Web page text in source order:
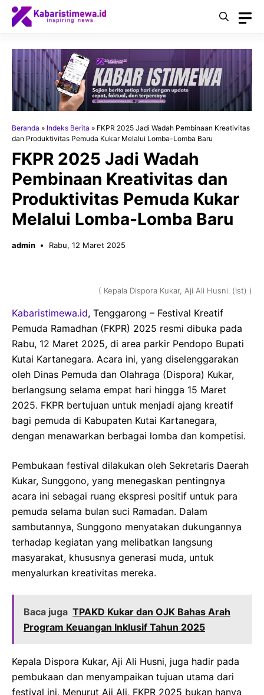
Langsung
Beranda » Indeks Berita » FKPR 2025 Jadi Wadah Pembinaan Kreativitas
dan Produktivitas Pemuda Kukar Melalui Lomba-Lomba Baru
FKPR 2025 Jadi Wadah
Pembinaan Kreativitas dan
Produktivitas Pemuda Kukar
Melalui Lomba-Lomba Baru
admin Rabu, 12 Maret 2025
( Kepala Dispora Kukar, Aji Ali Husni. (Ist) )
Kabaristimewa.id, Tenggarong – Festival Kreatif
Pemuda Ramadhan (FKPR) 2025 resmi dibuka pada
Rabu, 12 Maret 2025, di area parkir Pendopo Bupati
Kutai Kartanegara. Acara ini, yang diselenggarakan
oleh Dinas Pemuda dan Olahraga (Dispora) Kukar,
berlangsung selama empat hari hingga 15 Maret
2025. FKPR bertujuan untuk menjadi ajang kreatif
bagi pemuda di Kabupaten Kutai Kartanegara,
dengan menawarkan berbagai lomba dan kompetisi.
Pembukaan festival dilakukan oleh Sekretaris Daerah
Kukar, Sunggono, yang menegaskan pentingnya
acara ini sebagai ruang ekspresi positif untuk para
pemuda selama bulan suci Ramadan. Dalam
sambutannya, Sunggono menyatakan dukungannya
terhadap kegiatan yang melibatkan langsung
masyarakat, khususnya generasi muda, untuk
menyalurkan kreativitas mereka.
Baca juga TPAKD Kukar dan OJK Bahas Arah
Program Keuangan Inklusif Tahun 2025
Kepala Dispora Kukar, Aji Ali Husni, juga hadir pada
pembukaan dan menyampaikan tujuan utama dari
festival ini. Menurut Aji Ali, FKPR 2025 bukan hanya